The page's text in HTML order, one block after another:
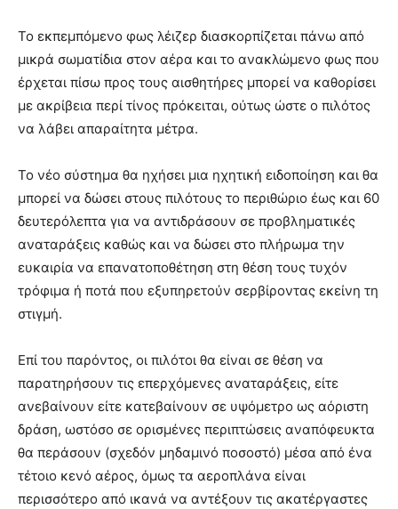
Το εκπεμπόμενο φως λέιζερ διασκορπίζεται πάνω από
μικρά σωματίδια στον αέρα και το ανακλώμενο φως που
έρχεται πίσω προς τους αισθητήρες μπορεί να καθορίσει
με ακρίβεια περί τίνος πρόκειται, ούτως ώστε ο πιλότος
να λάβει απαραίτητα μέτρα.
Το νέο σύστημα θα ηχήσει μια ηχητική ειδοποίηση και θα
μπορεί να δώσει στους πιλότους το περιθώριο έως και 60
δευτερόλεπτα για να αντιδράσουν σε προβληματικές
αναταράξεις καθώς και να δώσει στο πλήρωμα την
ευκαιρία να επανατοποθέτηση στη θέση τους τυχόν
τρόφιμα ή ποτά που εξυπηρετούν σερβίροντας εκείνη τη
στιγμή.
Επί του παρόντος, οι πιλότοι θα είναι σε θέση να
παρατηρήσουν τις επερχόμενες αναταράξεις, είτε
ανεβαίνουν είτε κατεβαίνουν σε υψόμετρο ως αόριστη
δράση, ωστόσο σε ορισμένες περιπτώσεις αναπόφευκτα
θα περάσουν (σχεδόν μηδαμινό ποσοστό) μέσα από ένα
τέτοιο κενό αέρος, όμως τα αεροπλάνα είναι
περισσότερο από ικανά να αντέξουν τις ακατέργαστες